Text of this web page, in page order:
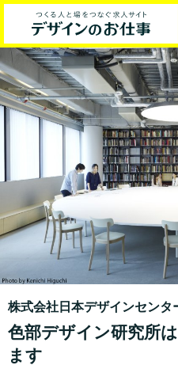
株式会社日本デザインセンタ
色部デザイン研究所
ます